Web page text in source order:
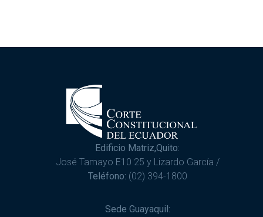
Edificio Matriz,Quito:
José Tamayo E10 25 y Lizardo García /
Teléfono: (02) 394-1800
Sede Guayaquil: